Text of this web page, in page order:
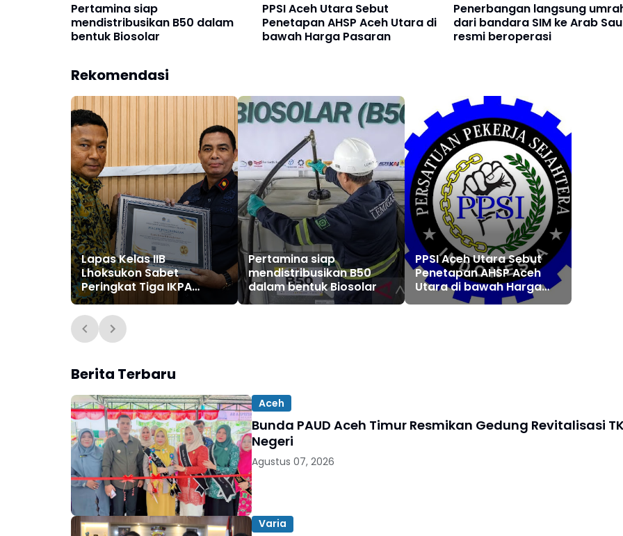
Pertamina siap
mendistribusikan B50 dalam
bentuk Biosolar
PPSI Aceh Utara Sebut
Penetapan AHSP Aceh Utara di
bawah Harga Pasaran
Penerbangan langsung
dari bandara SIM ke Arab
resmi beroperasi
Rekomendasi
Lapas Kelas IIB
Lhoksukon Sabet
Peringkat Tiga IKPA
Terbaik Semester I 2026
dari KPPN Lhokseumawe
Pertamina siap
mendistribusikan B50
dalam bentuk Biosolar
PPSI Aceh Utara Sebut
Penetapan AHSP Aceh
Utara di bawah Harga
Pasaran
Berita Terbaru
Aceh
Bunda PAUD Aceh Timur Resmikan Gedung Revitalisasi
Negeri
Agustus 07, 2026
Varia